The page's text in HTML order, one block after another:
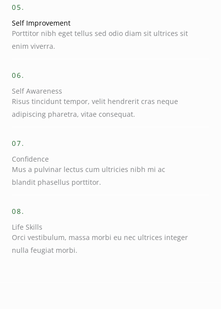
05.
Self Improvement
Porttitor nibh eget tellus sed odio diam sit ultrices sit
enim viverra.
06.
Self Awareness
Risus tincidunt tempor, velit hendrerit cras neque
adipiscing pharetra, vitae consequat.
07.
Confidence
Mus a pulvinar lectus cum ultricies nibh mi ac
blandit phasellus porttitor.
08.
Life Skills
Orci vestibulum, massa morbi eu nec ultrices integer
nulla feugiat morbi.